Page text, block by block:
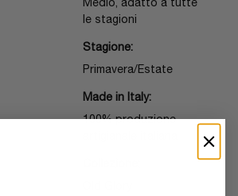
Medio, adatto a tutte
le stagioni
Stagione:
Primavera/Estate
Made in Italy:
100% produzione